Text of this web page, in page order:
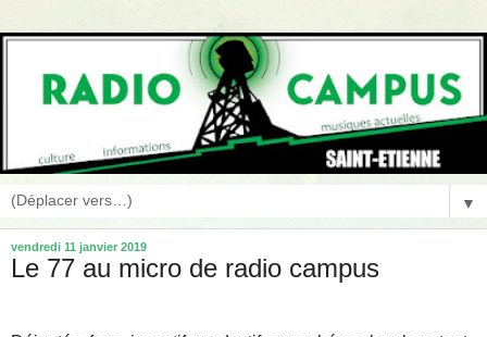
▼
vendredi 11 janvier 2019
Le 77 au micro de radio campus